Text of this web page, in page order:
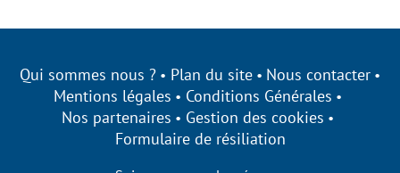
Qui sommes nous ? Plan du site
Nous contacter
Mentions légales
Conditions Générales
Nos partenaires
Gestion des cookies
Formulaire de résiliation